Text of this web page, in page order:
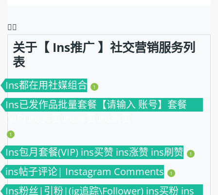
❤️‍🔥
关于【 Ins推广 】社交营销服务列
表
Ins都在用社媒组合 1
Ins已发作品批量套餐【请输入 账号】套餐
(VIP) ins买赞 ins涨赞 ins刷赞
1
Ins包月套餐(VIP) ins买赞 ins涨赞 ins刷赞 1
ins帖子评论| Instagram Comments 1
Ins粉丝|引粉|(ig追踪\Follower) ins买粉 ins